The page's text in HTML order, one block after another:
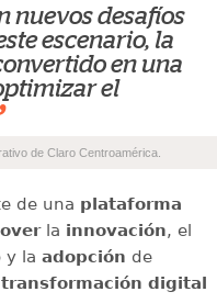
nuevos desafíos
escenario, la
en una
el
de Claro Centroamérica.
de una plataforma
la innovación, el
y la adopción de
transformación digital